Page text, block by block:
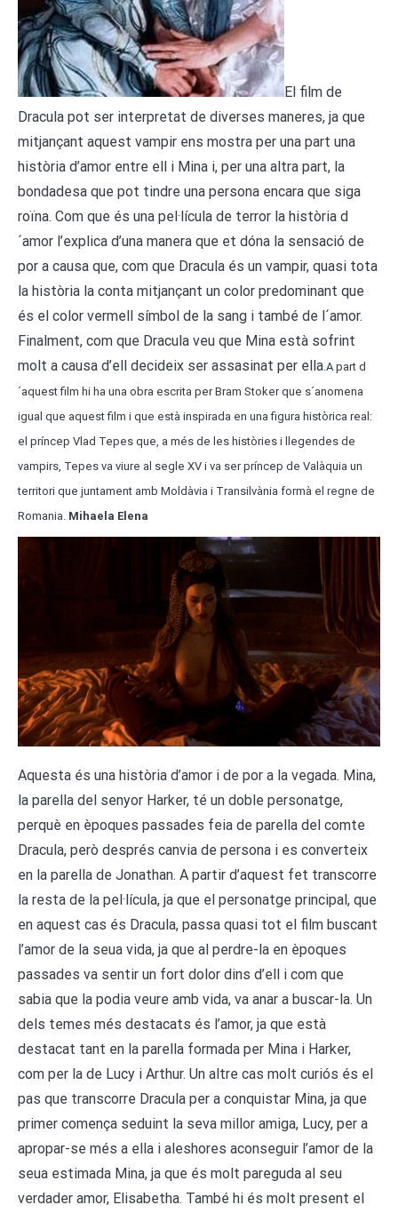
El film de
Dracula pot ser interpretat de diverses maneres, ja que
mitjançant aquest vampir ens mostra per una part una
història d’amor entre ell i Mina i, per una altra part, la
bondadesa que pot tindre una persona encara que siga
roïna. Com que és una pel·lícula de terror la història d
´amor l’explica d’una manera que et dóna la sensació de
por a causa que, com que Dracula és un vampir, quasi tota
la història la conta mitjançant un color predominant que
és el color vermell símbol de la sang i també de l´amor.
Finalment, com que Dracula veu que Mina està sofrint
molt a causa d’ell decideix ser assasinat per ella.A part d
´aquest film hi ha una obra escrita per Bram Stoker que s´anomena
igual que aquest film i que està inspirada en una figura històrica real:
el príncep Vlad Tepes que, a més de les històries i llegendes de
vampirs, Tepes va viure al segle XV i va ser príncep de Valàquia un
territori que juntament amb Moldàvia i Transilvània formà el regne de
Romania. Mihaela Elena
Aquesta és una història d’amor i de por a la vegada. Mina,
la parella del senyor Harker, té un doble personatge,
perquè en èpoques passades feia de parella del comte
Dracula, però després canvia de persona i es converteix
en la parella de Jonathan. A partir d’aquest fet transcorre
la resta de la pel·lícula, ja que el personatge principal, que
en aquest cas és Dracula, passa quasi tot el film buscant
l’amor de la seua vida, ja que al perdre-la en èpoques
passades va sentir un fort dolor dins d’ell i com que
sabia que la podia veure amb vida, va anar a buscar-la. Un
dels temes més destacats és l’amor, ja que està
destacat tant en la parella formada per Mina i Harker,
com per la de Lucy i Arthur. Un altre cas molt curiós és el
pas que transcorre Dracula per a conquistar Mina, ja que
primer comença seduint la seva millor amiga, Lucy, per a
apropar-se més a ella i aleshores aconseguir l’amor de la
seua estimada Mina, ja que és molt pareguda al seu
verdader amor, Elisabetha. També hi és molt present el